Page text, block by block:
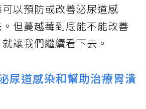
以預防或改善泌尿道感
但蔓越莓到底能不能改善
讓我們繼續看下去。
尿道感染和幫助治療胃潰